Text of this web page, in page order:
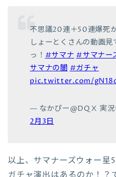
不思議20連＋50連爆死
しょーとくさんの動画
っ！#サマナ#サマナー
サマナの闇#ガチャ
pic.twitter.com/
— なかぴー@DQⅩ 実
2月3日
以上、サマナーズウォー星